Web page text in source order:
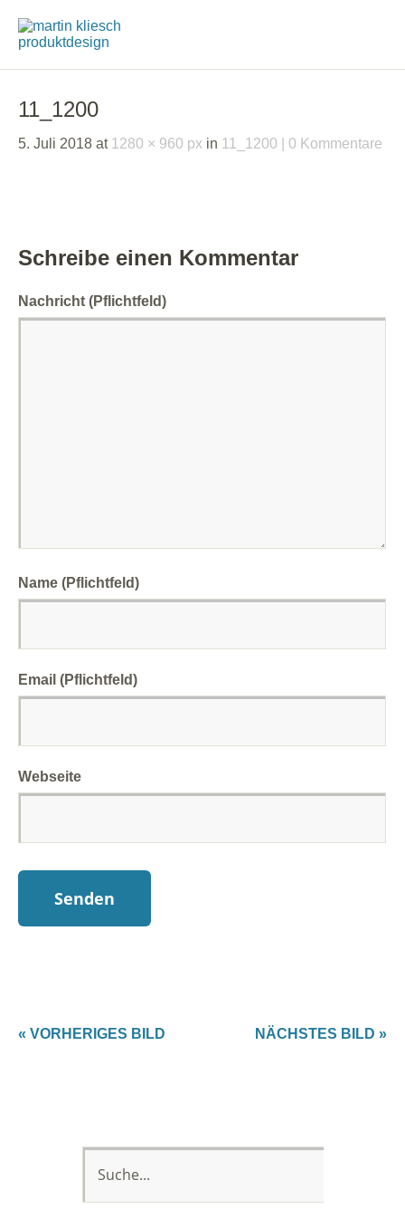
11_1200
5. Juli 2018 at 1280 × 960 px in 11_1200 0 Kommentare
Schreibe einen Kommentar
Nachricht (Pflichtfeld)
Name (Pflichtfeld)
Email (Pflichtfeld)
Webseite
« VORHERIGES BILD NÄCHSTES BILD »